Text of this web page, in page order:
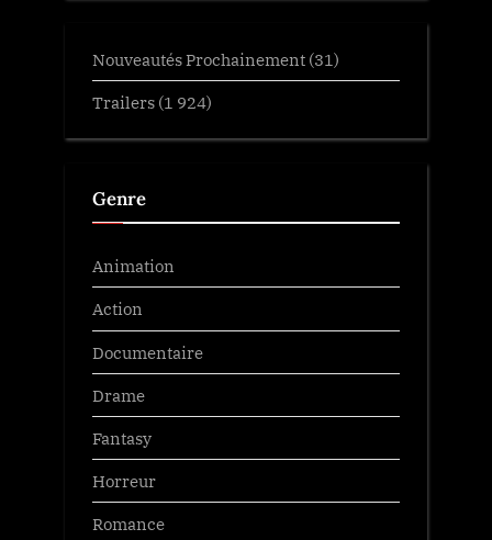
Nouveautés Prochainement (31)
Trailers (1 924)
Genre
Animation
Action
Documentaire
Drame
Fantasy
Horreur
Romance